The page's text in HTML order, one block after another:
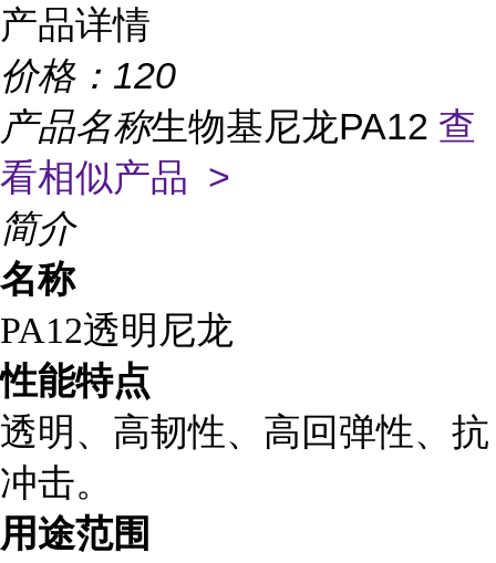
产品详情
价格： 120
产品名称生物基尼龙PA12 查
看相似产品 >
简介
名称
PA12透明尼龙
性能特点
透明、高韧性、高回弹性、抗
冲击。
用途范围